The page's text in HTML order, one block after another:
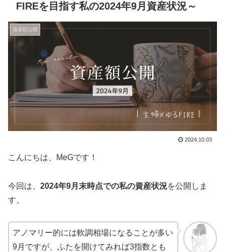
FIREを目指す私の2024年9月資産状況～
資産額公開
2024.10.03
こんにちは、MeGです！
今回は、 2024年9月末時点での私の資産状況を公開しま
す。
アノマリー的には軟調相場になることが多い
9月ですが、ふたを開けてみれば3指数とも